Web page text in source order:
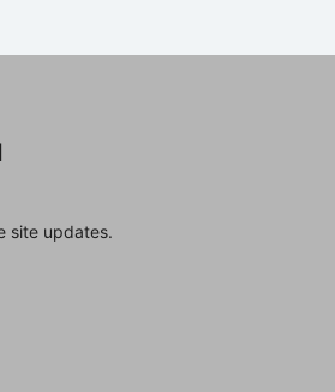
site updates.